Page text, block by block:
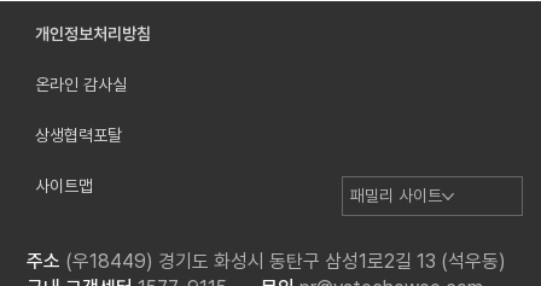
되다"
개인정보처리방침
온라인 감사실
상생협력포탈
사이트맵
패밀리 사이트
주소 (우18449) 경기도 화성시 동탄구 삼성1로2길 13 (석우동)